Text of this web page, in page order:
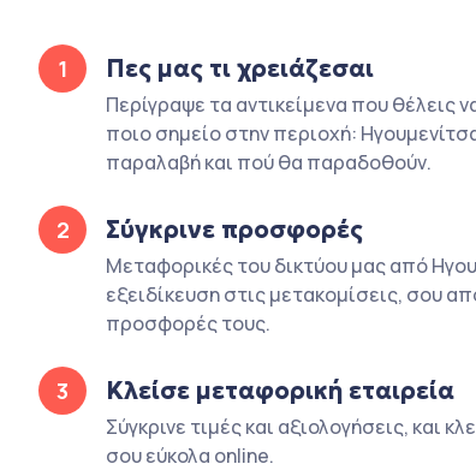
1 Πες μας τι χρειάζεσαι
Περίγραψε τα αντικείμενα που θέλεις
ποιο σημείο στην περιοχή:
παραλαβή και πού θα παραδοθούν.
2 Σύγκρινε προσφορές
Μεταφορικές του δικτύου μας από
εξειδίκευση στις μετακομίσεις, σου
προσφορές τους.
3 Κλείσε μεταφορική εταιρεία
Σύγκρινε τιμές και αξιολογήσεις, και
σου εύκολα online.